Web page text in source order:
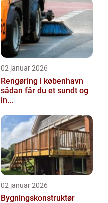
02 januar 2026
Rengøring i københavn
sådan får du et sundt og
in...
02 januar 2026
Bygningskonstruktør